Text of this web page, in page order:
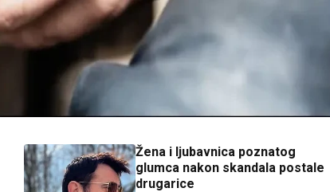
Žena i ljubavnica poznatog
glumca nakon skandala postale
drugarice